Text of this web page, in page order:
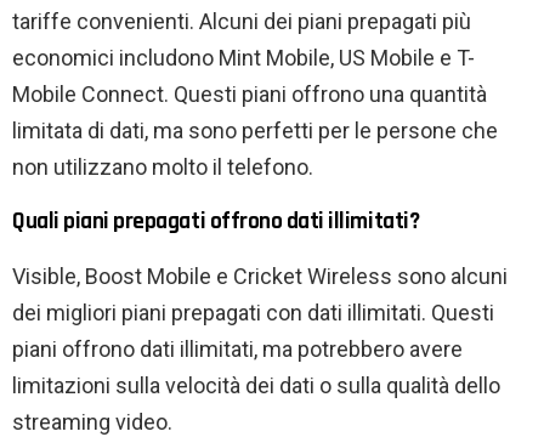
tariffe convenienti. Alcuni dei piani prepagati più
economici includono Mint Mobile, US Mobile e T-
Mobile Connect. Questi piani offrono una quantità
limitata di dati, ma sono perfetti per le persone che
non utilizzano molto il telefono.
Quali piani prepagati offrono dati illimitati?
Visible, Boost Mobile e Cricket Wireless sono alcuni
dei migliori piani prepagati con dati illimitati. Questi
piani offrono dati illimitati, ma potrebbero avere
limitazioni sulla velocità dei dati o sulla qualità dello
streaming video.